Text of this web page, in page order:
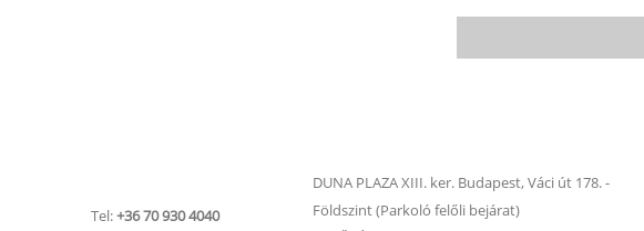
Tel:+36 70 930 4040
DUNA PLAZA XIII. ker. Budapest, Váci út 178. -
Földszint (Parkoló felőli bejárat)